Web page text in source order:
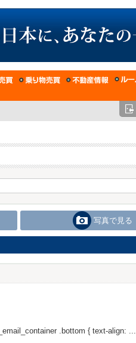
写真で見る
.bottom { text-align: ...